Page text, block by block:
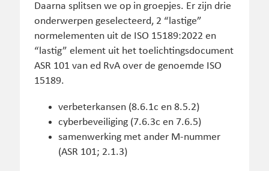
Daarna splitsen we op in groepjes. Er zijn drie
onderwerpen geselecteerd, 2 “lastige”
normelementen uit de ISO 15189:2022 en
“lastig” element uit het toelichtingsdocument
ASR 101 van ed RvA over de genoemde ISO
15189.
verbeterkansen (8.6.1c en 8.5.2)
cyberbeveiliging (7.6.3c en 7.6.5)
samenwerking met ander M-nummer
(ASR 101; 2.1.3)